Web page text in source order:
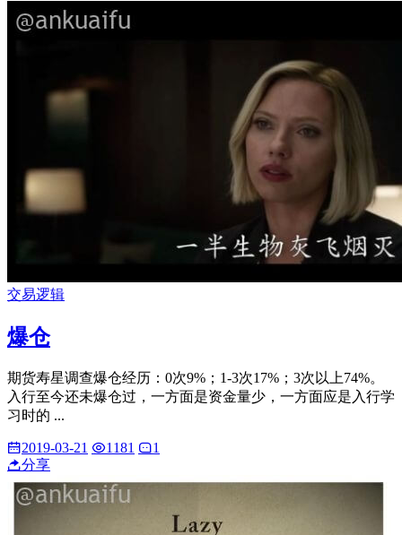
交易逻辑
爆仓
期货寿星调查爆仓经历：0次9%；1-3次17%；3次以上74%。
入行至今还未爆仓过，一方面是资金量少，一方面应是入行学
习时的 ...
2019-03-21 1181
1
分享